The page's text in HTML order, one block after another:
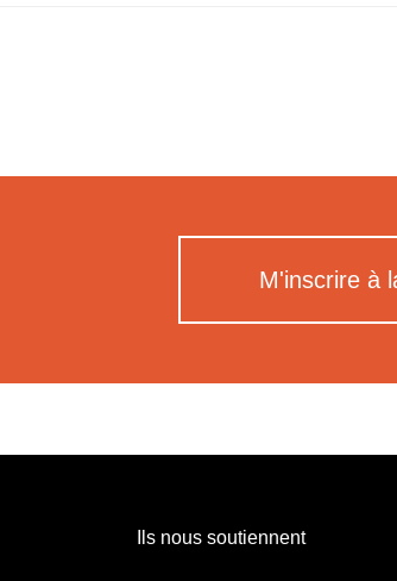
M'inscrire à
Ils nous soutiennent